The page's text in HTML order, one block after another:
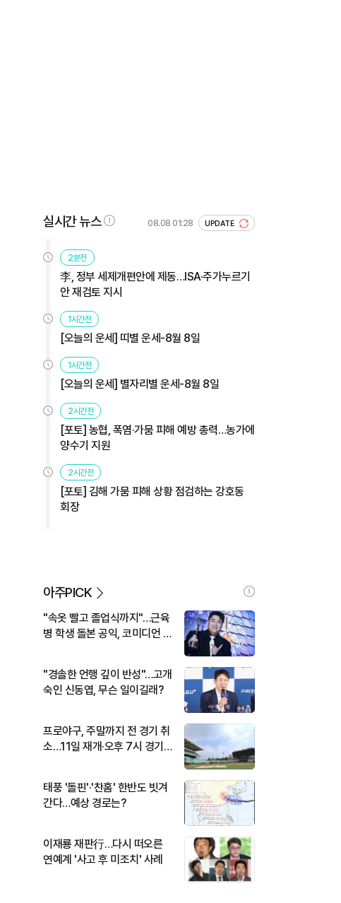
실시간 뉴스 08.08 01:28 UPDATE
2분전
李, 정부 세제개편안에 제동…ISA·주가누르기
안 재검토 지시
1시간전
[오늘의 운세] 띠별 운세-8월 8일
1시간전
[오늘의 운세] 별자리별 운세-8월 8일
2시간전
[포토] 농협, 폭염·가뭄 피해 예방 총력…농가에
양수기 지원
2시간전
[포토] 김해 가뭄 피해 상황 점검하는 강호동
회장
아주PICK
"속옷 빨고 졸업식까지"…근육
병 학생 돌본 공익, 코미디언 김
"경솔한 언행 깊이 반성"…고개
숙인 신동엽, 무슨 일이길래?
프로야구, 주말까지 전 경기 취
소…11일 재개·오후 7시 경기
태풍 '돌핀'·'찬홈' 한반도 빗겨
간다…예상 경로는?
이재룡 재판行…다시 떠오른
연예계 '사고 후 미조치' 사례